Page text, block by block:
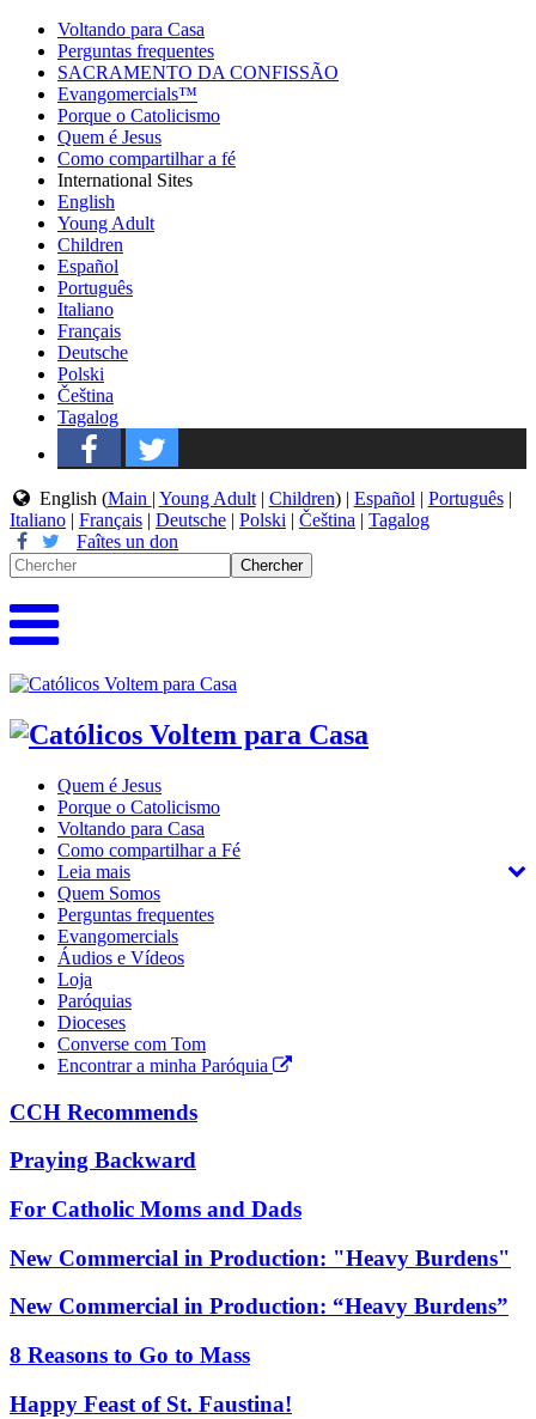
Voltando para Casa
Perguntas frequentes
SACRAMENTO DA CONFISSÃO
Evangomercials™
Porque o Catolicismo
Quem é Jesus
Como compartilhar a fé
International Sites
English
Young Adult
Children
Español
Português
Italiano
Français
Deutsche
Polski
Čeština
Tagalog
English (Main | Young Adult| Children) | Español | Português|
Italiano | Français | Deutsche | Polski | Čeština | Tagalog
Faîtes un don
Quem é Jesus
Porque o Catolicismo
Voltando para Casa
Como compartilhar a Fé
Leia mais
Quem Somos
Perguntas frequentes
Evangomercials
Áudios e Vídeos
Loja
Paróquias
Dioceses
Converse com Tom
Encontrar a minha Paróquia
CCH Recommends
Praying Backward
For Catholic Moms and Dads
New Commercial in Production: "Heavy Burdens"
New Commercial in Production: “Heavy Burdens”
8 Reasons to Go to Mass
Happy Feast of St. Faustina!